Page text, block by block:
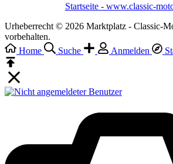
Startseite - www.classic-
Urheberrecht © 2026 Marktplatz - Classic-
vorbehalten.
Home
Suche Anmelden